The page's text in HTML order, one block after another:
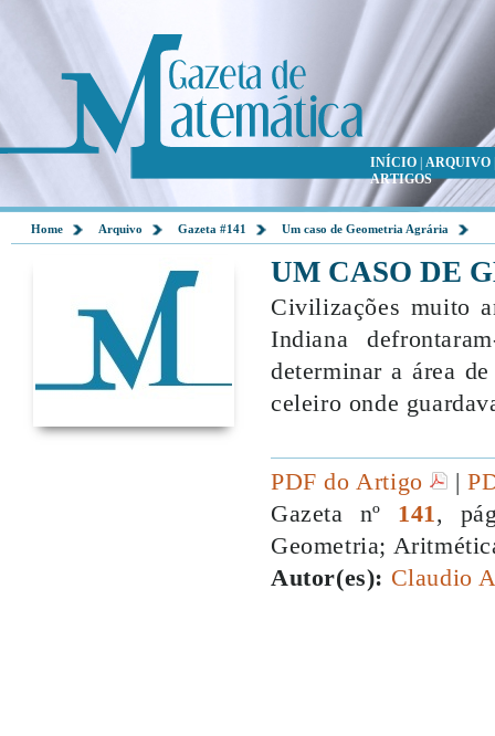
INÍCIO ARQUIVO
ARTIGOS
Home Arquivo Gazeta #141 Um caso de Geometria Agrária
UM CASO DE
Civilizações muito
Indiana
determinar a área
celeiro onde
PDF do Artigo |
Gazeta nº 141,
Geometria;
Autor(es): Claudio